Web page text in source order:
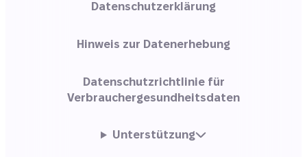
Datenschutzerklärung
Hinweis zur Datenerhebung
Datenschutzrichtlinie für
Verbrauchergesundheitsdaten
Unterstützung